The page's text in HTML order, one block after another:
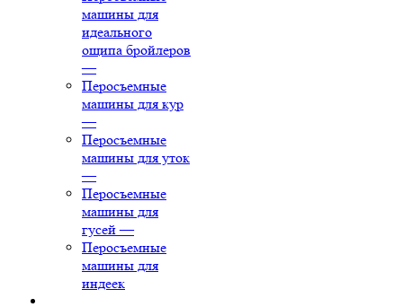
машины для
идеального
ощипа бройлеров
—
Перосъемные
машины для кур
—
Перосъемные
машины для уток
—
Перосъемные
машины для
гусей —
Перосъемные
машины для
индеек